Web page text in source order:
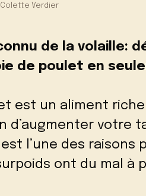
Colette Verdier
de la volaille:
de poulet en
est un aliment
d’augmenter votre
l’une des raisons
ont du mal à